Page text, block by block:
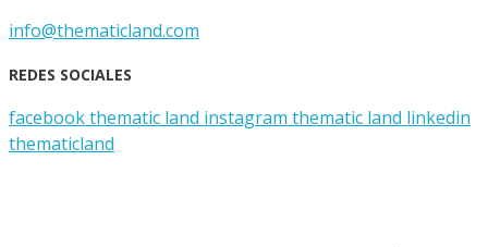
info@thematicland.com
REDES SOCIALES
facebook thematic land instagram thematic land linkedin
thematicland